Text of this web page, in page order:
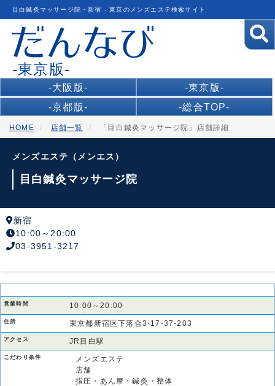
目白鍼灸マッサージ院・新宿 - 東京のメンズエステ検索サイト
-東京版-
-大阪版-
-東京版-
-京都版-
-総合TOP-
HOME 店舗一覧 「目白鍼灸マッサージ院」店舗詳細
メンズエステ（メンエス）
目白鍼灸マッサージ院
新宿
10:00～20:00
03-3951-3217
営業時間 10:00～20:00
住所 東京都新宿区下落合3-17-37-203
アクセス JR目白駅
こだわり条件
メンズエステ
店舗
指圧・あん摩・鍼灸・整体